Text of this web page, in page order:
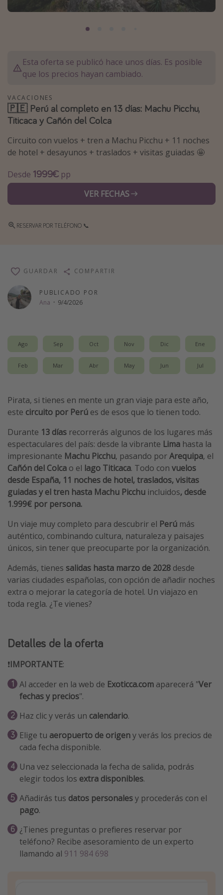
Marruecos
Tailandia
Maldivas
Inspiración para viajes
Camping
Glamping
Viajes en tren
Viajar sola como mujer
Ofertas para Vacaciones Activas
Viajes en familia
Escapadas románticas
Más temas
Cruceros por el Mediterráneo
Hoteles más hot de España
Guía de equipaje de mano
Viaja con musicales
El Rey León el musical
Harry Potter en Londres y otros destinos
Eventos deportivos
Esta oferta se publicó hace unos días. Es posible
que los precios hayan cambiado.
VACACIONES
🇵🇪 Perú al completo en 13 días: Machu Picchu,
Titicaca y Cañón del Colca
Circuito con vuelos + tren a Machu Picchu + 11 noches
de hotel + desayunos + traslados + visitas guiadas 🤩
Desde 1999€ pp
VER FECHAS
RESERVAR POR TELÉFONO 📞
PUBLICADO POR
Ana · 9/4/2026
GUARDAR COMPARTIR
Ago Sep Oct Nov Dic Ene
Feb Mar Abr May Jun Jul
Pirata, si tienes en mente un gran viaje para este año,
este circuito por Perú es de esos que lo tienen todo.
Durante 13 días recorrerás algunos de los lugares más
espectaculares del país: desde la vibrante Lima hasta la
impresionante Machu Picchu, pasando porArequipa, el
Cañón del Colca o el lago Titicaca. Todo con vuelos
desde España, 11 noches de hotel, traslados, visitas
guiadas y el tren hasta Machu Picchu incluidos, desde
1.999€ por persona.
Un viaje muy completo para descubrir el Perú más
auténtico, combinando cultura, naturaleza y paisajes
únicos, sin tener que preocuparte por la organización.
Además, tienes salidas hasta marzo de 2028 desde
varias ciudades españolas, con opción de añadir noches
extra o mejorar la categoría de hotel. Un viajazo en
toda regla. ¿Te vienes?
Detalles de la oferta
❗️IMPORTANTE:
Al acceder en la web de Exoticca.com aparecerá "Ver
fechas y precios".
Haz clic y verás un calendario.
Elige tu aeropuerto de origeny verás los precios de
cada fecha disponible.
Una vez seleccionada la fecha de salida, podrás
elegir todos los extra disponibles.
Añadirás tus datos personalesy procederás con el
pago.
¿Tienes preguntas o prefieres reservar por
teléfono? Recibe asesoramiento de un experto
llamando al 911 984 698